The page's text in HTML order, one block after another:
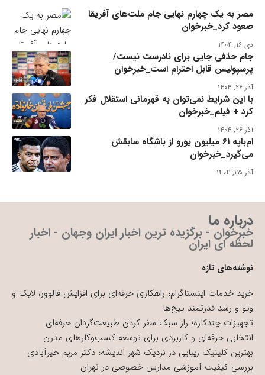
مصر به یک چهارم نهایی جام ملت‌های آفریقا
صعود کرد_خبرخوان
دی ۱۶, ۱۴۰۴
جام حذفی جایی برای نادرست نیست/
پرسپولیس قابل احترام است_خبرخوان
آذر ۲۶, ۱۴۰۴
با این شرایط نمی‌توان به قهرمانی استقلال فکر
کرد + فیلم_خبرخوان
آذر ۲۶, ۱۴۰۴
ام‌باپه ۶۱ میلیون یورو از باشگاه سابقش
می‌گیرد_خبرخوان
آذر ۲۵, ۱۴۰۴
درباره ما
خبرخوان - برگزیده ترین اخبار ایران وجهان - اخبار
لحظه ای ایران
نوشته‌های تازه
خرید خدمات اینستاگرام؛ راهکاری حرفه‌ای برای افزایش فالوور، لایک و
ویو و رشد قدرتمند پیج‌ها
تجهیزات چندکاره؛ راز سبک سفر کردن طبیعت‌گردان حرفه‌ای
انتخابی حرفه‌ای و کاربردی برای توسعه کسب‌وکارهای مدرن
بهترین کلینیک زیبایی در نزدیک شهر اندیشه؛ دکتر مریم خیرآبادی
بررسی کیفیت آموزشی مدارس خصوصی در تهران